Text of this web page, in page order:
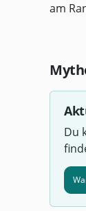
am
Du